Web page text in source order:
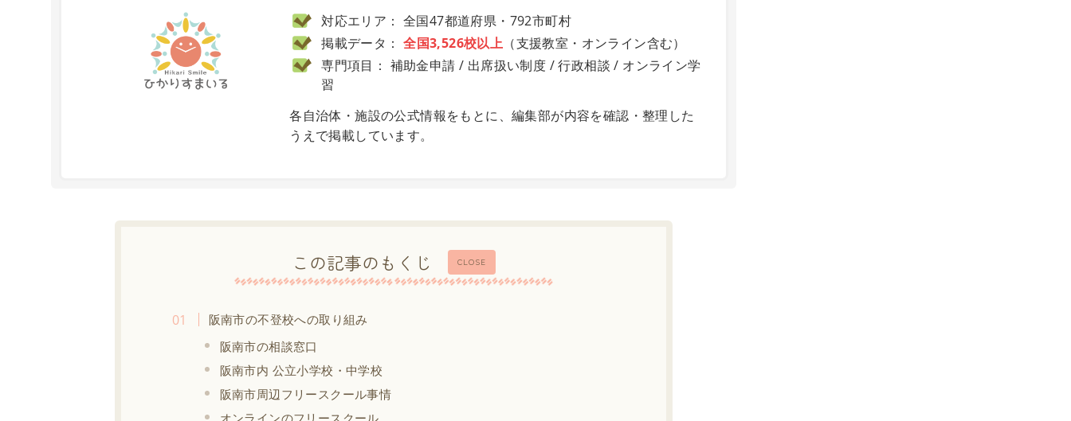
対応エリア： 全国47都道府県・792市町村
掲載データ：全国3,526校以上 （支援教室・オンライン含む）
専門項目： 補助金申請 / 出席扱い制度 / 行政相談 / オンライン学
習
各自治体・施設の公式情報をもとに、編集部が内容を確認・整理した
うえで掲載しています。
CLOSE
この記事のもくじ
阪南市の不登校への取り組み
阪南市の相談窓口
阪南市内 公立小学校・中学校
阪南市周辺フリースクール事情
オンラインのフリースクール